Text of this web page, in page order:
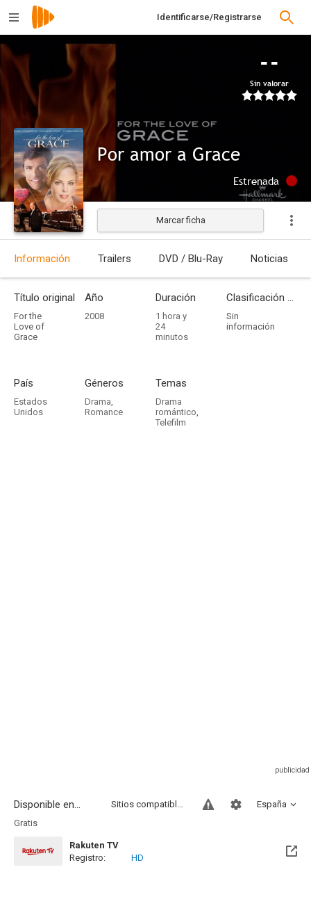
Identificarse/Registrarse
--
Sin valorar
Por amor a Grace
Estrenada
Marcar ficha
Información Trailers DVD / Blu-Ray Noticias
Título original
For the
Love of
Grace
Año
2008
Duración
1 hora y
24
minutos
Clasificación por edades
Sin
información
País
Estados
Unidos
Géneros
Drama,
Romance
Temas
Drama
romántico,
Telefilm
Disponible en... España
Sitios compatibles
Gratis
Rakuten TV
Registro:
HD